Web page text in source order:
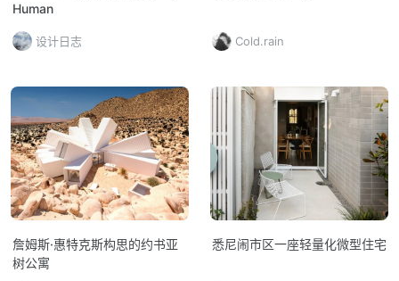
Human
设计日志 Cold.rain
詹姆斯·惠特克斯构思的约书亚
树公寓
悉尼闹市区一座轻量化微型住宅